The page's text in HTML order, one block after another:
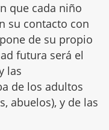
que cada niño
su contacto con
de su propio
futura será el
las
de los adultos
abuelos), y de las